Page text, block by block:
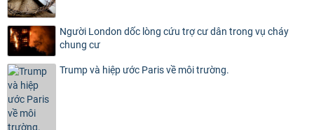
Người London dốc lòng cứu trợ cư dân trong vụ cháy
chung cư
Trump và hiệp ước Paris về môi trường.